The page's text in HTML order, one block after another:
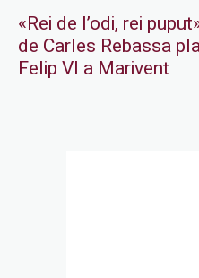
«Rei de l’odi, rei
de Carles Rebassa
Felip VI a Marivent